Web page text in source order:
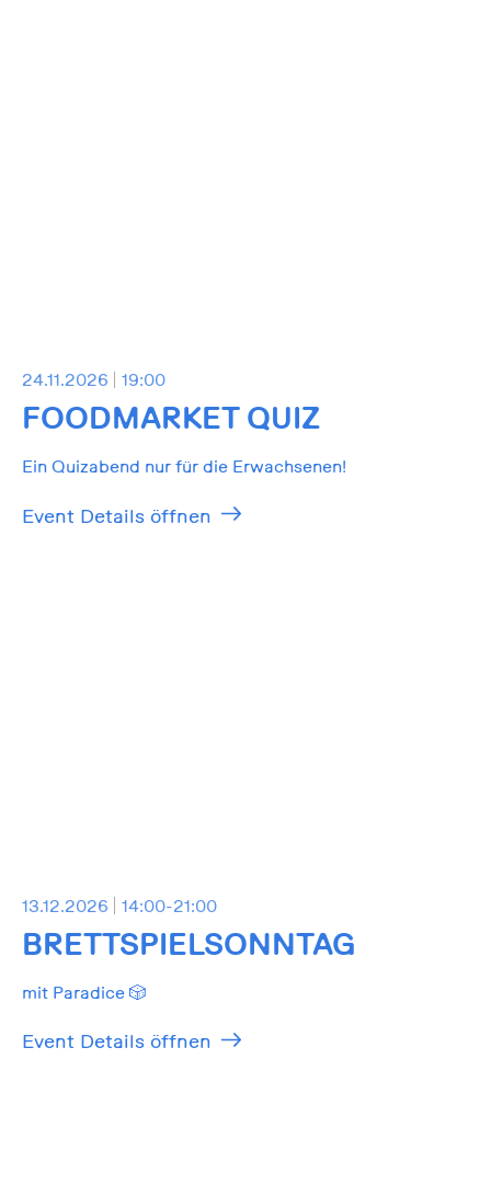
24.11.2026 19:00
FOODMARKET QUIZ
Ein Quizabend nur für die Erwachsenen!
Event Details öffnen
13.12.2026 14:00-21:00
BRETTSPIELSONNTAG
mit Paradice 🎲
Event Details öffnen